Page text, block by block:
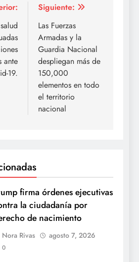
ante
19.
Siguiente:
Las Fuerzas
Armadas y la
Guardia Nacional
despliegan más de
150,000
elementos en todo
el territorio
nacional
firma órdenes ejecutivas
la ciudadanía por
de nacimiento
Nora Rivas agosto 7, 2026
0